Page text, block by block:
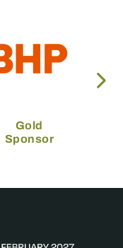
Gold
Sponsor